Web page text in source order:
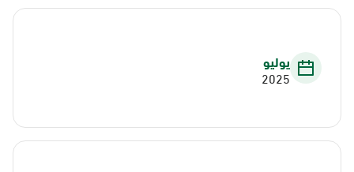
يوليو
2025